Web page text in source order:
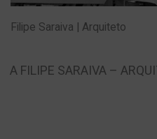
Filipe Saraiva | Arquiteto
A FILIPE SARAIVA –